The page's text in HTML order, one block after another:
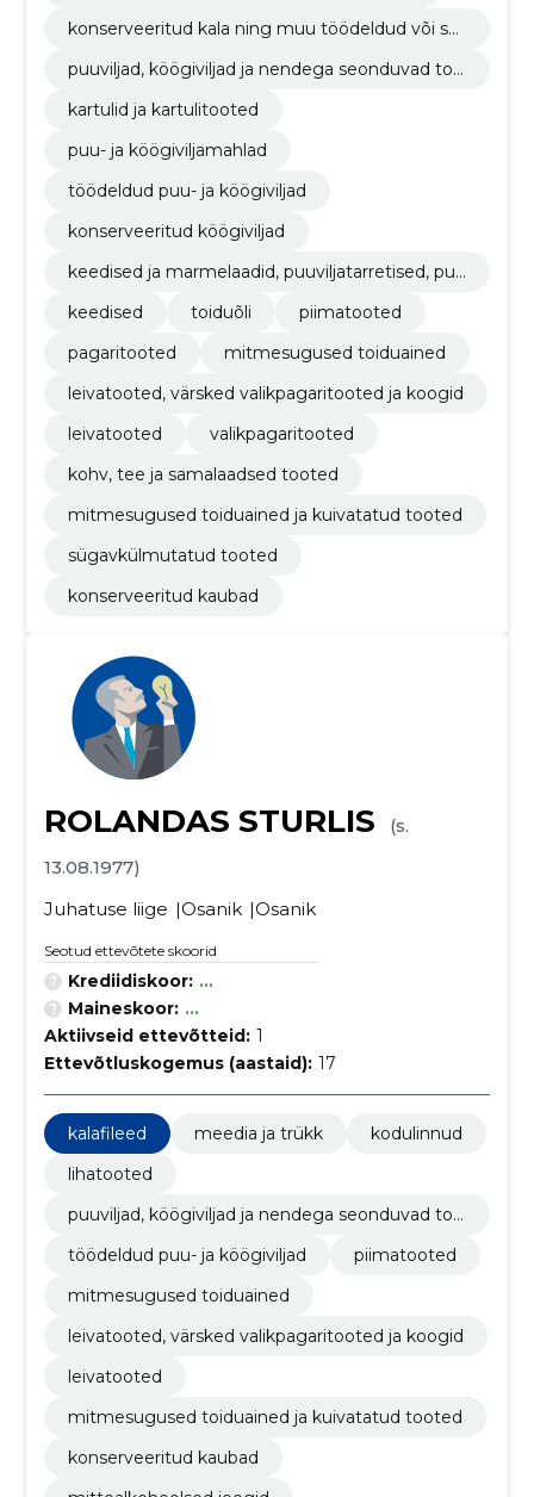
konserveeritud kala ning muu töödeldud või säil
puuviljad, köögiviljad ja nendega seonduvad too
kartulid ja kartulitooted
puu- ja köögiviljamahlad
töödeldud puu- ja köögiviljad
konserveeritud köögiviljad
keedised ja marmelaadid, puuviljatarretised, puu
keedised
toiduõli
piimatooted
pagaritooted
mitmesugused toiduained
leivatooted, värsked valikpagaritooted ja koogid
leivatooted
valikpagaritooted
kohv, tee ja samalaadsed tooted
mitmesugused toiduained ja kuivatatud tooted
sügavkülmutatud tooted
konserveeritud kaubad
ROLANDAS STURLIS
(s.
13.08.1977)
Juhatuse liige
Osanik Osanik
Seotud ettevõtete skoorid
Krediidiskoor: ...
Maineskoor: ...
Aktiivseid ettevõtteid: 1
Ettevõtluskogemus (aastaid): 17
kalafileed meedia ja trükk
kodulinnud
lihatooted
puuviljad, köögiviljad ja nendega seonduvad too
töödeldud puu- ja köögiviljad
piimatooted
mitmesugused toiduained
leivatooted, värsked valikpagaritooted ja koogid
leivatooted
mitmesugused toiduained ja kuivatatud tooted
konserveeritud kaubad